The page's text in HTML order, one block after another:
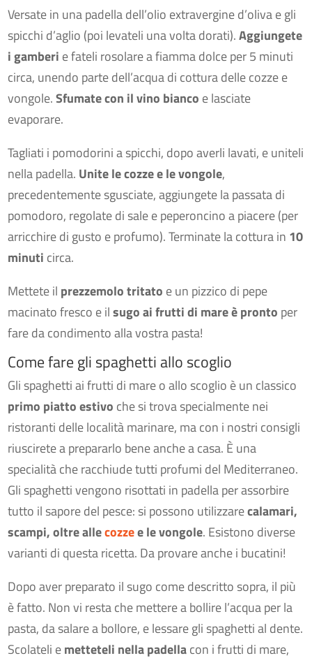
Versate in una padella dell’olio extravergine d’oliva e gli
spicchi d’aglio (poi levateli una volta dorati).Aggiungete
i gamberi e fateli rosolare a fiamma dolce per 5 minuti
circa, unendo parte dell’acqua di cottura delle cozze e
vongole.Sfumate con il vino bianco e lasciate
evaporare.
Tagliati i pomodorini a spicchi, dopo averli lavati, e uniteli
nella padella. Unite le cozze e le vongole,
precedentemente sgusciate, aggiungete la passata di
pomodoro, regolate di sale e peperoncino a piacere (per
arricchire di gusto e profumo). Terminate la cottura in 10
minuti circa.
Mettete il prezzemolo tritato e un pizzico di pepe
macinato fresco e ilsugo ai frutti di mare è pronto per
fare da condimento alla vostra pasta!
Come fare gli spaghetti allo scoglio
Gli spaghetti ai frutti di mare o allo scoglio è un classico
primo piatto estivo che si trova specialmente nei
ristoranti delle località marinare, ma con i nostri consigli
riuscirete a prepararlo bene anche a casa. È una
specialità che racchiude tutti profumi del Mediterraneo.
Gli spaghetti vengono risottati in padella per assorbire
tutto il sapore del pesce: si possono utilizzarecalamari,
scampi, oltre allecozzee le vongole. Esistono diverse
varianti di questa ricetta. Da provare anche i bucatini!
Dopo aver preparato il sugo come descritto sopra, il più
è fatto. Non vi resta che mettere a bollire l’acqua per la
pasta, da salare a bollore, e lessare gli spaghetti al dente.
Scolateli emetteteli nella padellacon i frutti di mare,